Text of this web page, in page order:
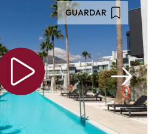
GUARDAR